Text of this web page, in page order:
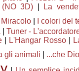
(NO 3D)
La
|
I colori del
Tuner -
L'Hangar Rosso
gli animali ...che